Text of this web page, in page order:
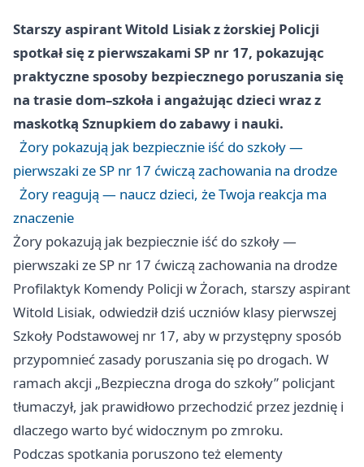
Starszy aspirant Witold Lisiak z żorskiej Policji
spotkał się z pierwszakami SP nr 17, pokazując
praktyczne sposoby bezpiecznego poruszania się
na trasie dom–szkoła i angażując dzieci wraz z
maskotką Sznupkiem do zabawy i nauki.
Żory pokazują jak bezpiecznie iść do szkoły —
pierwszaki ze SP nr 17 ćwiczą zachowania na drodze
Żory reagują — naucz dzieci, że Twoja reakcja ma
znaczenie
Żory pokazują jak bezpiecznie iść do szkoły —
pierwszaki ze SP nr 17 ćwiczą zachowania na drodze
Profilaktyk Komendy Policji w Żorach, starszy aspirant
Witold Lisiak, odwiedził dziś uczniów klasy pierwszej
Szkoły Podstawowej nr 17, aby w przystępny sposób
przypomnieć zasady poruszania się po drogach. W
ramach akcji „Bezpieczna droga do szkoły” policjant
tłumaczył, jak prawidłowo przechodzić przez jezdnię i
dlaczego warto być widocznym po zmroku.
Podczas spotkania poruszono też elementy